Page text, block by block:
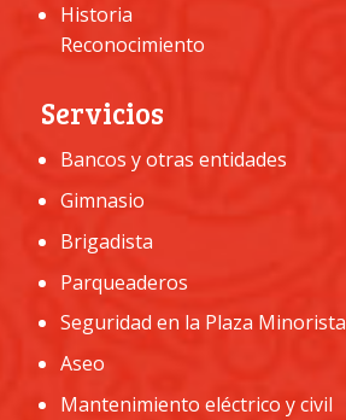
Historia
Reconocimiento
Servicios
Bancos y otras entidades
Gimnasio
Brigadista
Parqueaderos
Seguridad en la Plaza Minorista
Aseo
Mantenimiento eléctrico y civil